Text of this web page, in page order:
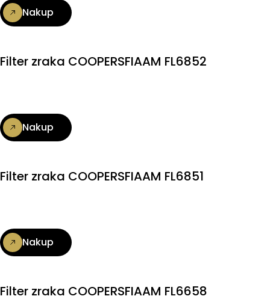
Nakup
Filter zraka COOPERSFIAAM FL6852
Nakup
Filter zraka COOPERSFIAAM FL6851
Nakup
Filter zraka COOPERSFIAAM FL6658